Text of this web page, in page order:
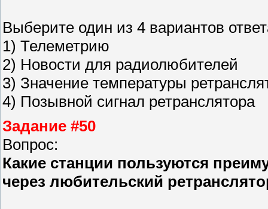
Выберите один из 4 вариантов
1) Телеметрию
2) Новости для радиолюбителей
3) Значение температуры
4) Позывной сигнал ретранслятора
Задание #50
Вопрос:
Какие станции пользуются
через любительский